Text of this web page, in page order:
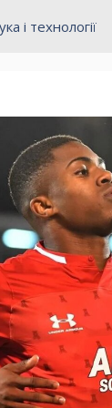
і технології